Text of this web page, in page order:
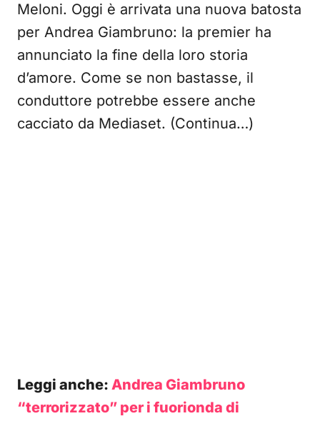
Meloni. Oggi è arrivata una nuova batosta
per Andrea Giambruno: la premier ha
annunciato la fine della loro storia
d’amore. Come se non bastasse, il
conduttore potrebbe essere anche
cacciato da Mediaset. (Continua…)
Leggi anche: Andrea Giambruno
“terrorizzato” per i fuorionda di